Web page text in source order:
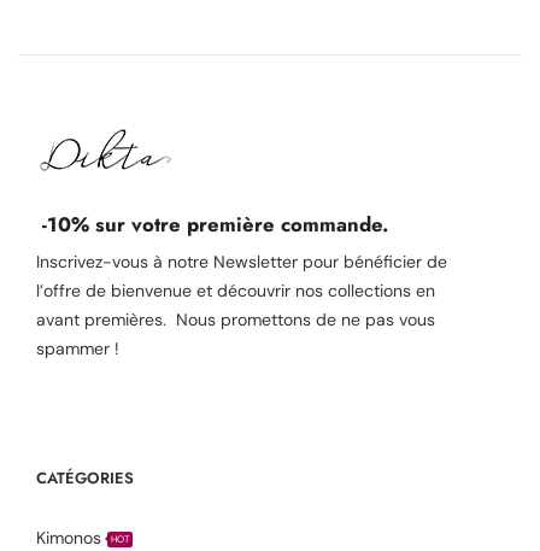
-10% sur votre première commande.
Inscrivez-vous à notre Newsletter pour bénéficier de
l’offre de bienvenue et découvrir nos collections en
avant premières. Nous promettons de ne pas vous
spammer !
CATÉGORIES
Kimonos HOT